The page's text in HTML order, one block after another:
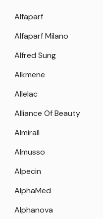
Alfaparf
Alfaparf Milano
Alfred Sung
Alkmene
Allelac
Alliance Of Beauty
Almirall
Almusso
Alpecin
AlphaMed
Alphanova